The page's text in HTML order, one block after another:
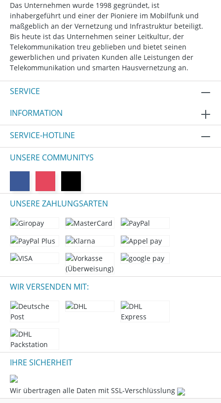
Das Unternehmen wurde 1998 gegründet, ist
inhabergeführt und einer der Pioniere im Mobilfunk und
maßgeblich an der Vernetzung und Infrastruktur beteiligt.
Bis heute ist das Unternehmen seiner Leitkultur, der
Telekommunikation treu geblieben und bietet seinen
gewerblichen und privaten Kunden alle Leistungen der
Telekommunikation und smarten Hausvernetzung an.
SERVICE
INFORMATION
SERVICE-HOTLINE
UNSERE COMMUNITYS
UNSERE ZAHLUNGSARTEN
WIR VERSENDEN MIT:
IHRE SICHERHEIT
Wir übertragen alle Daten mit SSL-Verschlüsslung